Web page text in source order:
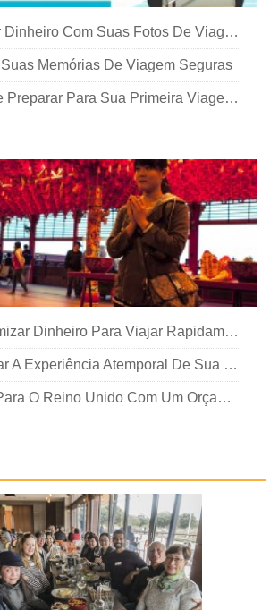
Como Ganhar Dinheiro Com Suas Fotos De Viagem
Memórias De Viagem Seguras
Veja Como Se Preparar Para Sua Primeira Viagem De Acampamento
Como Economizar Dinheiro Para Viajar Rapidamente
Como Capturar A Experiência Atemporal De Sua Viagem
Como Viajar Para O Reino Unido Com Um Orçamento